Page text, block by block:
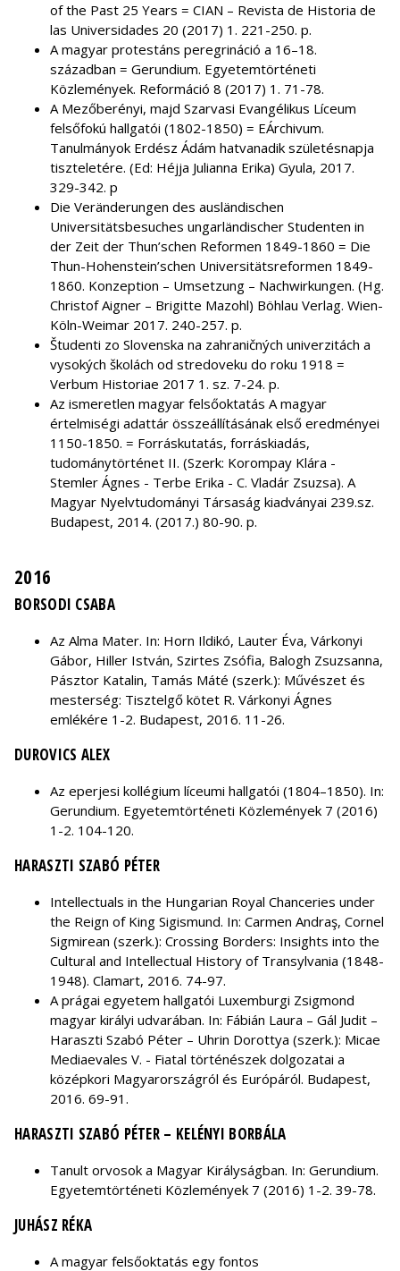
of the Past 25 Years = CIAN – Revista de Historia de
las Universidades 20 (2017) 1. 221-250. p.
A magyar protestáns peregrináció a 16–18.
században = Gerundium. Egyetemtörténeti
Közlemények. Reformáció 8 (2017) 1. 71-78.
A Mezőberényi, majd Szarvasi Evangélikus Líceum
felsőfokú hallgatói (1802-1850) = EÁrchivum.
Tanulmányok Erdész Ádám hatvanadik születésnapja
tiszteletére. (Ed: Héjja Julianna Erika) Gyula, 2017.
329-342. p
Die Veränderungen des ausländischen
Universitätsbesuches ungarländischer Studenten in
der Zeit der Thun’schen Reformen 1849-1860 = Die
Thun-Hohenstein’schen Universitätsreformen 1849-
1860. Konzeption – Umsetzung – Nachwirkungen. (Hg.
Christof Aigner – Brigitte Mazohl) Böhlau Verlag. Wien-
Köln-Weimar 2017. 240-257. p.
Študenti zo Slovenska na zahraničných univerzitách a
vysokých školách od stredoveku do roku 1918 =
Verbum Historiae 2017 1. sz. 7-24. p.
Az ismeretlen magyar felsőoktatás A magyar
értelmiségi adattár összeállításának első eredményei
1150-1850. = Forráskutatás, forráskiadás,
tudománytörténet II. (Szerk: Korompay Klára -
Stemler Ágnes - Terbe Erika - C. Vladár Zsuzsa). A
Magyar Nyelvtudományi Társaság kiadványai 239.sz.
Budapest, 2014. (2017.) 80-90. p.
2016
BORSODI CSABA
Az Alma Mater. In: Horn Ildikó, Lauter Éva, Várkonyi
Gábor, Hiller István, Szirtes Zsófia, Balogh Zsuzsanna,
Pásztor Katalin, Tamás Máté (szerk.): Művészet és
mesterség: Tisztelgő kötet R. Várkonyi Ágnes
emlékére 1-2. Budapest, 2016. 11-26.
DUROVICS ALEX
Az eperjesi kollégium líceumi hallgatói (1804–1850). In:
Gerundium. Egyetemtörténeti Közlemények 7 (2016)
1-2. 104-120.
HARASZTI SZABÓ PÉTER
Intellectuals in the Hungarian Royal Chanceries under
the Reign of King Sigismund. In: Carmen Andraş, Cornel
Sigmirean (szerk.): Crossing Borders: Insights into the
Cultural and Intellectual History of Transylvania (1848-
1948). Clamart, 2016. 74-97.
A prágai egyetem hallgatói Luxemburgi Zsigmond
magyar királyi udvarában. In: Fábián Laura – Gál Judit –
Haraszti Szabó Péter – Uhrin Dorottya (szerk.): Micae
Mediaevales V. - Fiatal történészek dolgozatai a
középkori Magyarországról és Európáról. Budapest,
2016. 69-91.
HARASZTI SZABÓ PÉTER – KELÉNYI BORBÁLA
Tanult orvosok a Magyar Királyságban. In: Gerundium.
Egyetemtörténeti Közlemények 7 (2016) 1-2. 39-78.
JUHÁSZ RÉKA
A magyar felsőoktatás egy fontos